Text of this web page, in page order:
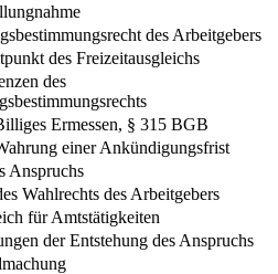
des Arbeitgebers
des Freizeitausgleichs
des
Ermessen, § 315 BGB
einer Ankündigungsfrist
Anspruchs
Wahlrechts des Arbeitgebers
für Amtstätigkeiten
der Entstehung des Anspruchs